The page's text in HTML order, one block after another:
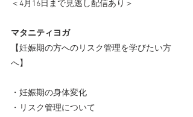
＜4月16日まで見逃し配信あり＞
マタニティヨガ
【妊娠期の方へのリスク管理を学びたい方
へ】
・妊娠期の身体変化
・リスク管理について